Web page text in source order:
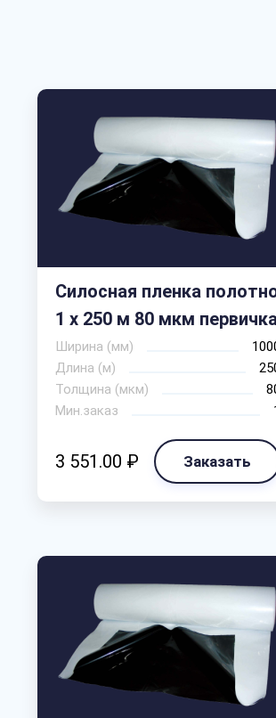
Силосная пленка
1 х 250 м 80 мкм первичка
Ширина (мм)
Длина (м)
Толщина (мкм)
Мин.заказ
3 551.00 ₽ Заказать